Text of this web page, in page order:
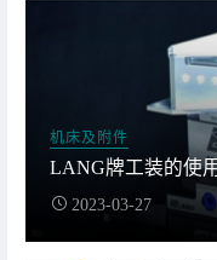
机床及附件
LANG牌工装的使
2023-03-27